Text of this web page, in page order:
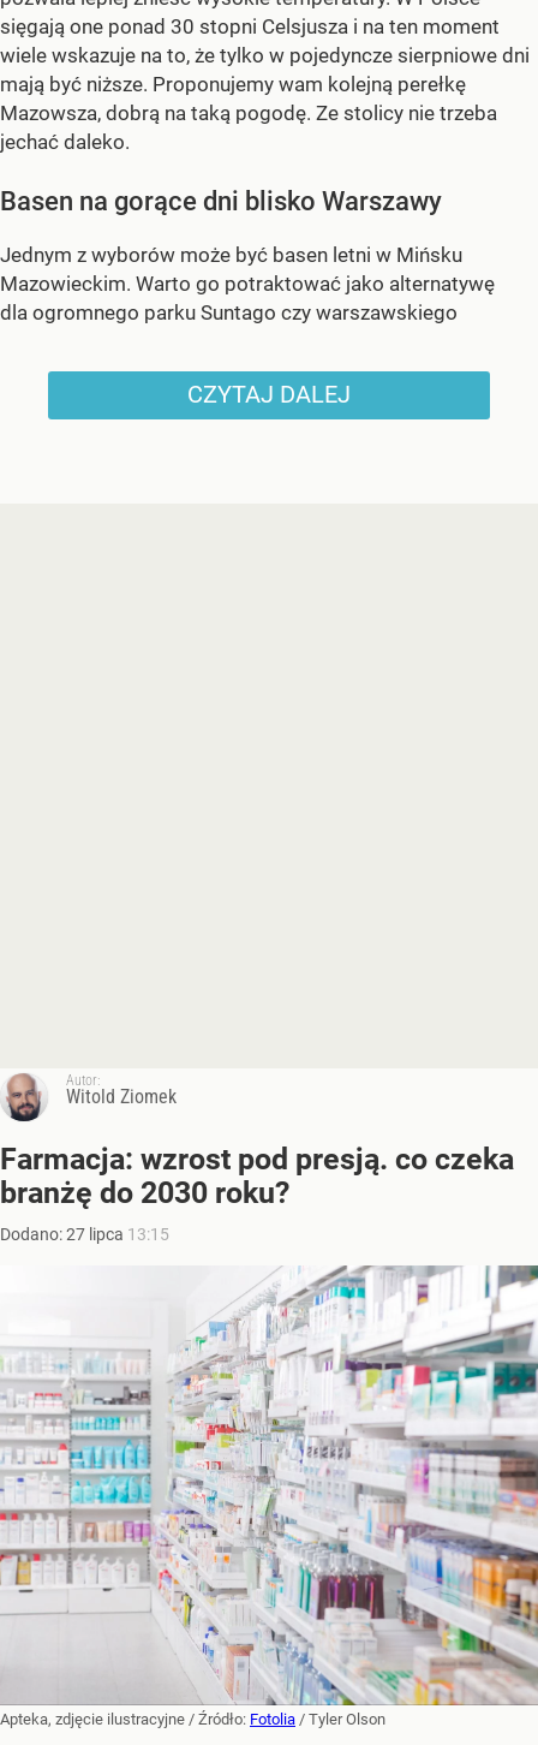
sięgają one ponad 30 stopni Celsjusza i na ten moment
wiele wskazuje na to, że tylko w pojedyncze sierpniowe dni
mają być niższe. Proponujemy wam kolejną perełkę
Mazowsza, dobrą na taką pogodę. Ze stolicy nie trzeba
jechać daleko.
Basen na gorące dni blisko Warszawy
Jednym z wyborów może być basen letni w Mińsku
Mazowieckim. Warto go potraktować jako alternatywę
dla ogromnego parku Suntago czy warszawskiego
CZYTAJ DALEJ
Autor:
Witold Ziomek
Farmacja: wzrost pod presją. co czeka
branżę do 2030 roku?
Dodano:27 lipca 13:15
Apteka, zdjęcie ilustracyjne / Źródło: Fotolia / Tyler Olson